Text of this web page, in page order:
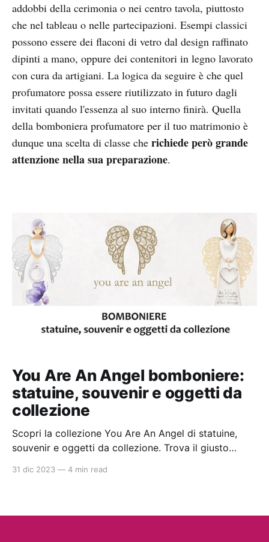
addobbi della cerimonia o nei centro tavola, piuttosto
che nel tableau o nelle partecipazioni. Esempi classici
possono essere dei flaconi di vetro dal design raffinato
dipinti a mano, oppure dei contenitori in legno lavorato
con cura da artigiani. La logica da seguire è che quel
profumatore possa essere riutilizzato in futuro dagli
invitati quando l'essenza al suo interno finirà. Quella
della bomboniera profumatore per il tuo matrimonio è
dunque una scelta di classe che richiede però grande
attenzione nella sua preparazione.
You Are An Angel bomboniere:
statuine, souvenir e oggetti da
collezione
Scopri la collezione You Are An Angel di statuine,
souvenir e oggetti da collezione. Trova il giusto
31 dic 2023 — 4 min read